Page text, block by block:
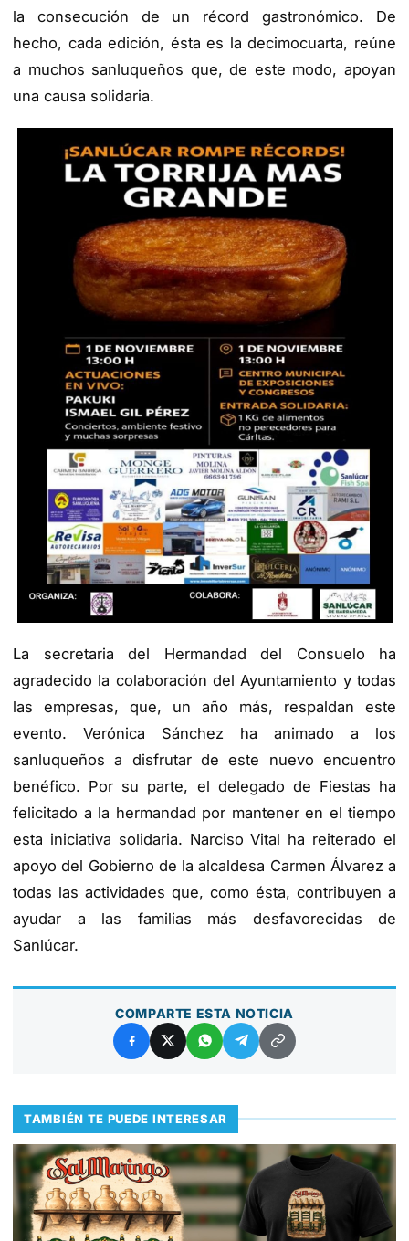
la consecución de un récord gastronómico. De
hecho, cada edición, ésta es la decimocuarta, reúne
a muchos sanluqueños que, de este modo, apoyan
una causa solidaria.
La secretaria del Hermandad del Consuelo ha
agradecido la colaboración del Ayuntamiento y todas
las empresas, que, un año más, respaldan este
evento. Verónica Sánchez ha animado a los
sanluqueños a disfrutar de este nuevo encuentro
benéfico. Por su parte, el delegado de Fiestas ha
felicitado a la hermandad por mantener en el tiempo
esta iniciativa solidaria. Narciso Vital ha reiterado el
apoyo del Gobierno de la alcaldesa Carmen Álvarez a
todas las actividades que, como ésta, contribuyen a
ayudar a las familias más desfavorecidas de
Sanlúcar.
COMPARTE ESTA NOTICIA
TAMBIÉN TE PUEDE INTERESAR